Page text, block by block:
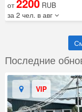
от2200 RUB
за 2 чел. в авг
Последние
VIP